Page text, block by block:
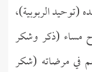
(توحيد الربوبية)،
مساء (ذكر وشكر
في مرضاته (شكر